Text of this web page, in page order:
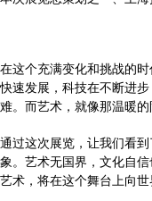
在这个充满变化和挑战的
快速发展，科技在不断进
难。而艺术，就像那温暖
通过这次展览，让我们看
象。艺术无国界，文化自
艺术，将在这个舞台上向